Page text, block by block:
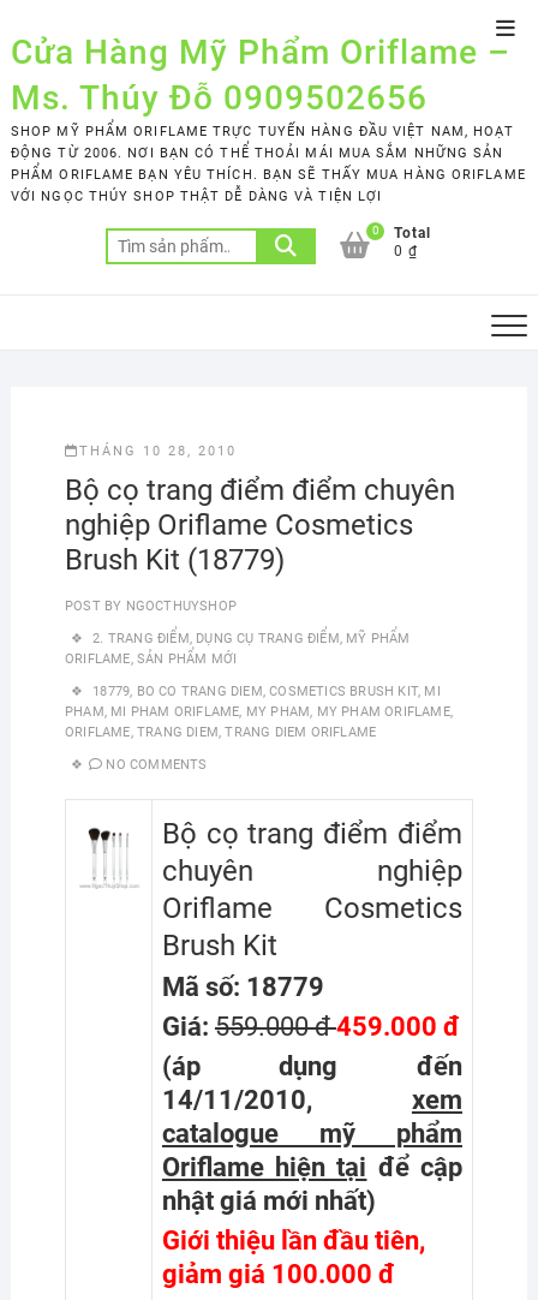
to
content
Cửa Hàng Mỹ Phẩm Oriflame –
Ms. Thúy Đỗ 0909502656
SHOP MỸ PHẨM ORIFLAME TRỰC TUYẾN HÀNG ĐẦU VIỆT NAM, HOẠT
ĐỘNG TỪ 2006. NƠI BẠN CÓ THỂ THOẢI MÁI MUA SẮM NHỮNG SẢN
PHẨM ORIFLAME BẠN YÊU THÍCH. BẠN SẼ THẤY MUA HÀNG ORIFLAME
VỚI NGỌC THÚY SHOP THẬT DỄ DÀNG VÀ TIỆN LỢI
Tìm
kiếm:
0
Total
0 ₫
THÁNG 10 28, 2010
Bộ cọ trang điểm điểm chuyên
nghiệp Oriflame Cosmetics
Brush Kit (18779)
POST BY NGOCTHUYSHOP
2. TRANG ĐIỂM, DỤNG CỤ TRANG ĐIỂM, MỸ PHẨM
ORIFLAME, SẢN PHẨM MỚI
18779, BO CO TRANG DIEM,COSMETICS BRUSH KIT, MI
PHAM, MI PHAM ORIFLAME, MY PHAM, MY PHAM ORIFLAME,
ORIFLAME, TRANG DIEM,TRANG DIEM ORIFLAME
NO COMMENTS
Bộ cọ trang điểm điểm
chuyên nghiệp
Oriflame Cosmetics
Brush Kit
Mã số: 18779
Giá: 559.000 đ459.000 đ
(áp dụng đến
14/11/2010, xem
catalogue mỹ phẩm
Oriflame hiện tại để cập
nhật giá mới nhất)
Giới thiệu lần đầu tiên,
giảm giá 100.000 đ